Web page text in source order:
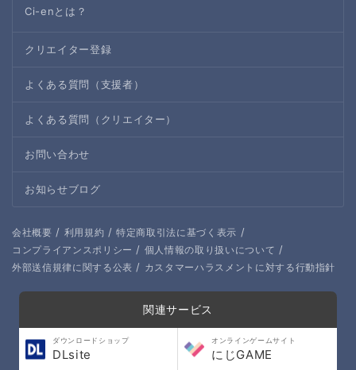
Ci-enとは？
クリエイター登録
よくある質問（支援者）
よくある質問（クリエイター）
お問い合わせ
お知らせブログ
会社概要 / 利用規約 / 特定商取引法に基づく表示 /
コンプライアンスポリシー / 個人情報の取り扱いについて /
外部送信規律に関する公表 / カスタマーハラスメントに対する行動指針
関連サービス
ダウンロードショップ
DLsite
オンラインゲームサイト
にじGAME